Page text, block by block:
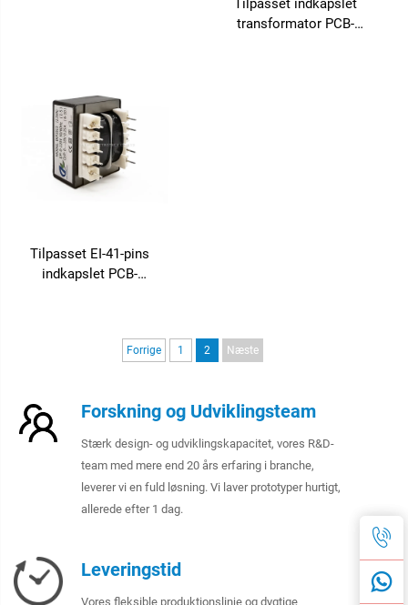
transformator PCB-
Tilpasset EI-41-pins
indkapslet PCB-
output 50 Hz frekvens
Forrige 1 2 Næste
Forskning og Udviklingsteam
Stærk design- og udviklingskapacitet, vores R&D-
team med mere end 20 års erfaring i branche,
leverer vi en fuld løsning. Vi laver prototyper hurtigt,
allerede efter 1 dag.
Leveringstid
Vores fleksible produktionslinje og dygtige